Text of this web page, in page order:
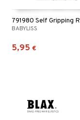
BABYLISS
5,95 €